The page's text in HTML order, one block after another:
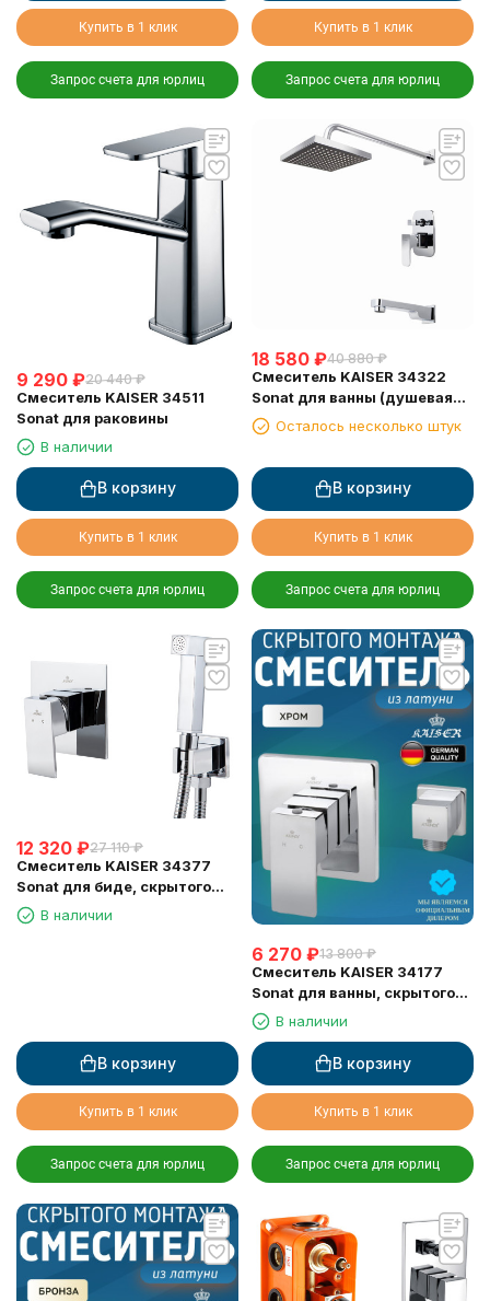
Купить в 1 клик
Запрос счета для юрлиц
Купить в 1 клик
Запрос счета для юрлиц
9 290 ₽20 440 ₽
Смеситель KAISER 34511
Sonat для раковины
В наличии
В корзину
Купить в 1 клик
Запрос счета для юрлиц
18 580 ₽40 880 ₽
Смеситель KAISER 34322
Sonat для ванны (душевая
система) скрытого монтажа
Осталось несколько штук
В корзину
Купить в 1 клик
Запрос счета для юрлиц
12 320 ₽27 110 ₽
Смеситель KAISER 34377
Sonat для биде, скрытого
монтажа
В наличии
В корзину
Купить в 1 клик
Запрос счета для юрлиц
6 270 ₽13 800 ₽
Смеситель KAISER 34177
Sonat для ванны, скрытого
монтажа
В наличии
В корзину
Купить в 1 клик
Запрос счета для юрлиц